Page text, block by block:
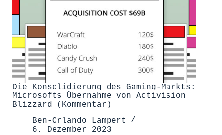
Die Konsolidierung des Gaming-Markts:
Microsofts Übernahme von Activision
Blizzard (Kommentar)
Ben-Orlando Lampert
6. Dezember 2023